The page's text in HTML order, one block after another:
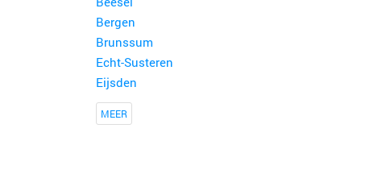
Bergen
Brunssum
Echt-Susteren
Eijsden
MEER